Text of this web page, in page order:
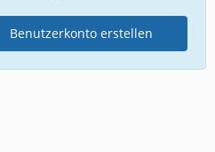
Benutzerkonto erstellen